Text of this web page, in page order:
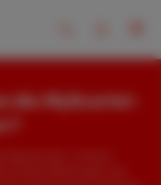
die MyScarlet-